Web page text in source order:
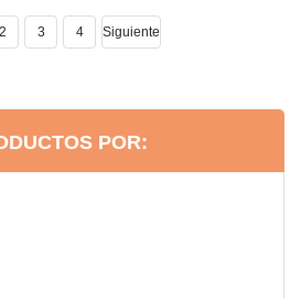
2 3 4 Siguiente
POR: